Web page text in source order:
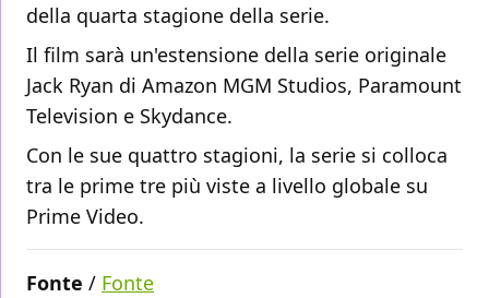
della quarta stagione della serie.
Il film sarà un'estensione della serie originale
Jack Ryan di Amazon MGM Studios, Paramount
Television e Skydance.
Con le sue quattro stagioni, la serie si colloca
tra le prime tre più viste a livello globale su
Prime Video.
Fonte / Fonte